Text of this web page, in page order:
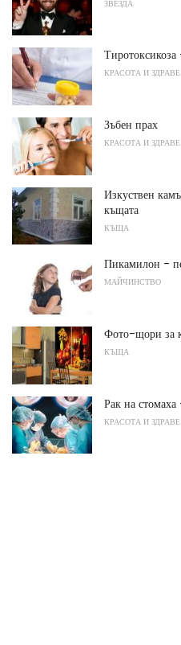
ЗВЕЗДА
КРАСОТА И ЗДРАВЕ
Зъбен прах
КРАСОТА И ЗДРАВЕ
Изкуствен
къщата
КЪЩА
Пикамилон -
МАЙЧИНСТВО
Фото-щори за
КЪЩА
Рак на
КРАСОТА И ЗДРАВЕ